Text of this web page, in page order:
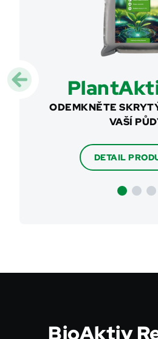
ODEMKNĚTE
VAŠÍ
DETAIL
BioAktiv